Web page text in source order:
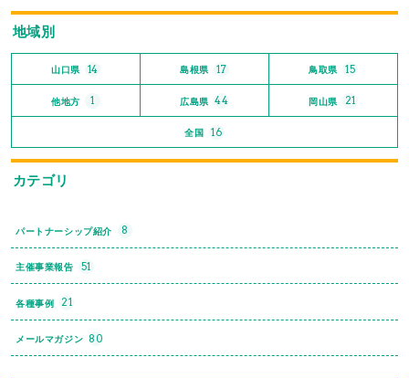
地域別
山口県 14 島根県 17 鳥取県 15
他地方 1 広島県 44 岡山県 21
全国 16
カテゴリ
パートナーシップ紹介 8
主催事業報告 51
各種事例 21
メールマガジン 80